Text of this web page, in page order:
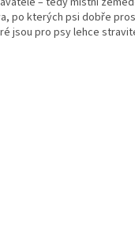
po kterých psi dobře
jsou pro psy lehce